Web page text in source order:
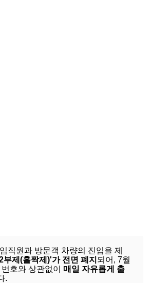
직원과 방문객 차량의 진입을 제
부제(홀짝제)'가 전면 폐지 되어, 7월
호와 상관없이 매일 자유롭게 출
.